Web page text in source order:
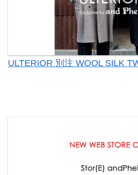
ULTERIOR 別注 WOOL SILK